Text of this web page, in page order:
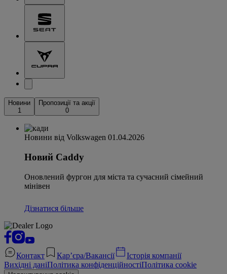
Новини
1
Пропозиції та акції
0
Новини від Volkswagen 01.04.2026
Новий Caddy
Оновлений фургон для міста та сучасний сімейний
мінівен
Дізнатися більше
Контакт Кар’єра/Вакансії
Історія компанії
Вихідні даніПолітика конфіденційностіПолітика cookie